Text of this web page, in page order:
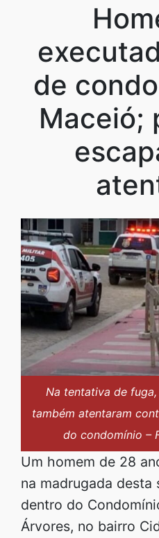
de
Maceió;
Na tentativa de
também atentaram
do condomínio –
Um homem de 28
na madrugada desta
dentro do
Árvores, no bairro